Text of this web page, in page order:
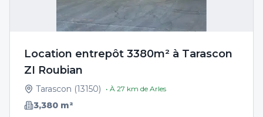
Location entrepôt 3380m² à Tarascon
ZI Roubian
Tarascon (13150) • À 27 km de Arles
3,380 m²